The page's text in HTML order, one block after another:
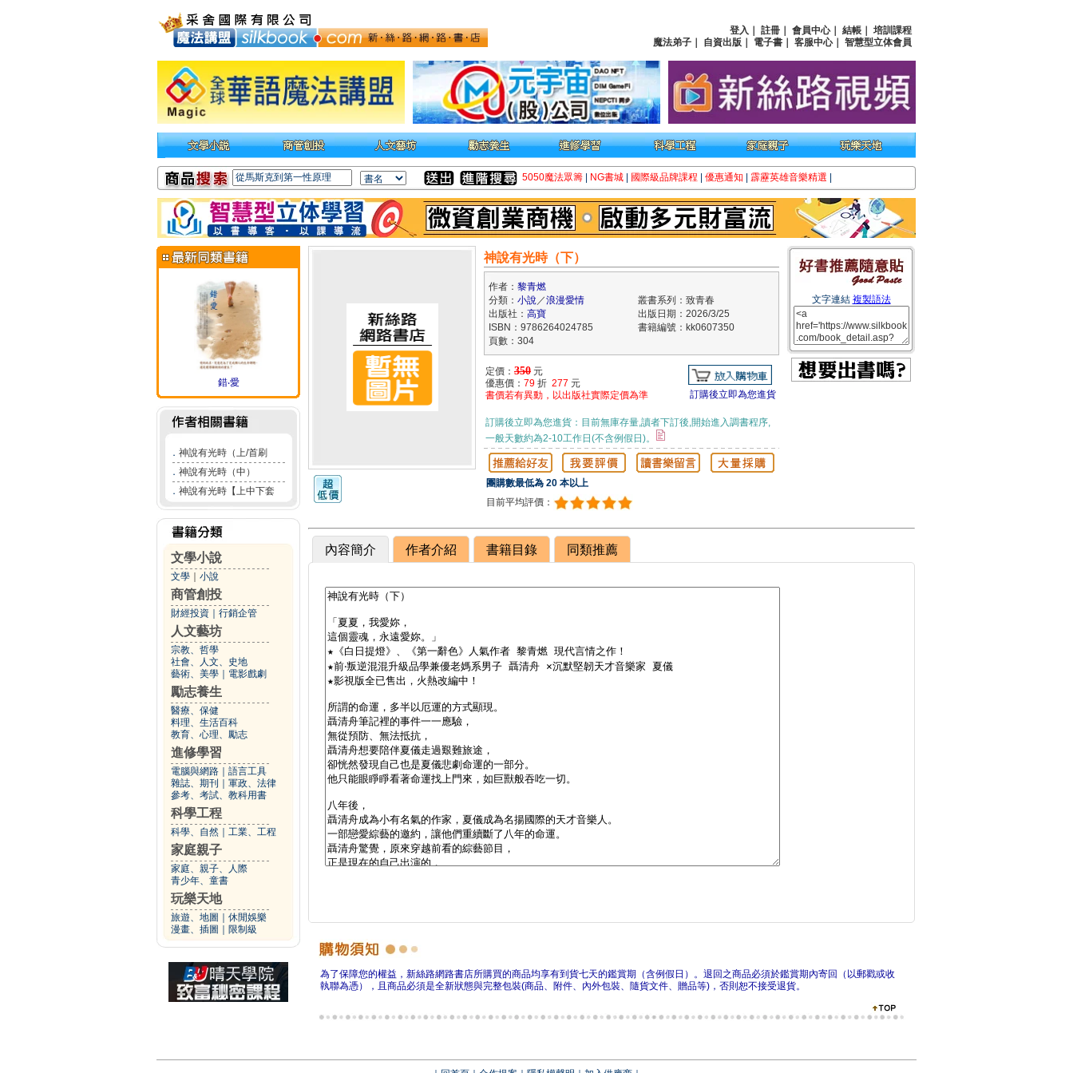
登入 註冊 會員中心｜ 結帳
培訓課程
魔法弟子
自資出版 電子書 客服中心｜ 智慧型立体會員
5050魔法眾籌 NG書城 國際級品牌課程 優惠通知 霹靂英雄音樂精選
錯‧愛
． 神說有光時（上/首刷
． 神說有光時（中）
． 神說有光時【上中下套
文學小說
文學 小說
商管創投
財經投資 行銷企管
人文藝坊
宗教、哲學
社會、人文、史地
藝術、美學
電影戲劇
勵志養生
醫療、保健
料理、生活百科
教育、心理、勵志
進修學習
電腦與網路
語言工具
雜誌、期刊
軍政、法律
參考、考試、教科用書
科學工程
科學、自然 工業、工程
家庭親子
家庭、親子、人際
青少年、童書
玩樂天地
旅遊、地圖
休閒娛樂
漫畫、插圖
限制級
神說有光時（下）
作者： 黎青燃
分類： 小說／浪漫愛情
叢書系列：致青春
出版社： 高寶
出版日期：2026/3/25
ISBN：9786264024785
書籍編號：kk0607350
頁數：304
定價： 350 元
優惠價： 79 折 277 元
書價若有異動，以出版社實際定價為準
訂購後立即為您進貨
訂購後立即為您進貨：目前無庫存量,讀者下訂後,開始進入調書程序,
一般天數約為2-10工作日(不含例假日)。
團購數最低為 20 本以上
目前平均評價：
文字連結 複製語法
內容簡介 作者介紹 書籍目錄 同類推薦
為了保障您的權益，新絲路網路書店所購買的商品均享有到貨七天的鑑賞期（含例假日）。退回之商品必須於鑑賞期內寄回（以郵戳或收
執聯為憑），且商品必須是全新狀態與完整包裝(商品、附件、內外包裝、隨貨文件、贈品等)，否則恕不接受退貨。